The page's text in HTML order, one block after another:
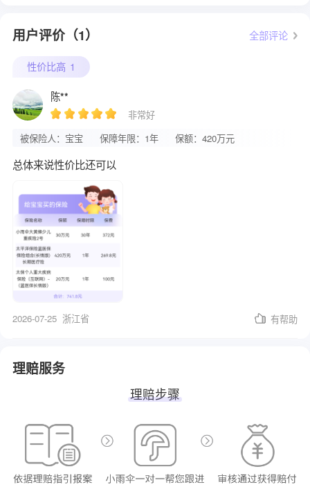
用户评价（1） 全部评论
性价比高 1
陈**
非常好
被保险人：宝宝
保障年限：1年 保额：420万元
总体来说性价比还可以
2026-07-25 浙江省 有帮助
理赔服务
理赔步骤